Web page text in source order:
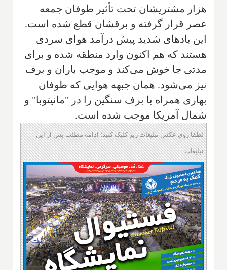
هزار مشتریشان تحت تأثیر طوفان جمعه
عصر قرار گرفته و برقشان قطع شده است.
این بادهای شدید پیش درآمد هوای سردی
هستند که هم اکنون وارد منطقه شده و برای
مدتی جا خوش می‌کند و موجب باران و برف
نیز می‌شود. همان جبهه هوایی که طوفان
بهاری همراه با برف سنگین را در "مانیتوبا" و
شمال آمریکا موجب شده است.
لطفا روی عکس تبلیغات زیر کلیک کنید؛ ادامه مطلب پس از این
تبلیغات